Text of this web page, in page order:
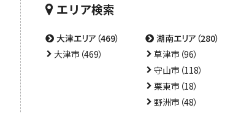
エリア検索
大津エリア（469）
大津市（469）
湖南エリア（280）
草津市（96）
守山市（118）
栗東市（18）
野洲市（48）